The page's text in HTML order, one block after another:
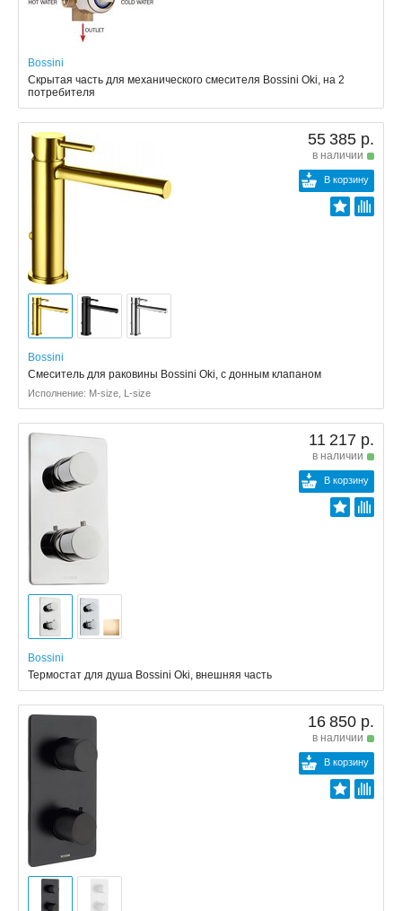
Bossini
Скрытая часть для механического смесителя Bossini Oki, на 2
потребителя
55 385 р.
в наличии
В корзину
Bossini
Смеситель для раковины Bossini Oki, с донным клапаном
Исполнение: M-size, L-size
11 217 р.
в наличии
В корзину
Bossini
Термостат для душа Bossini Oki, внешняя часть
16 850 р.
в наличии
В корзину